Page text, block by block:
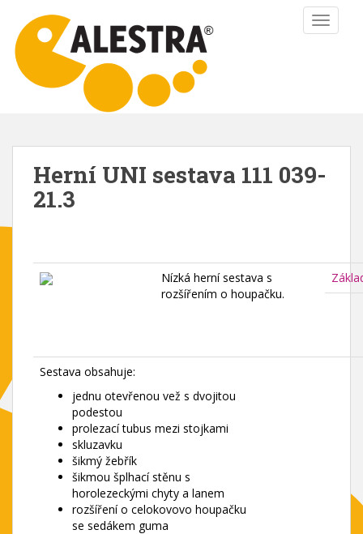
n
Herní UNI sestava 111 039-
21.3
Nízká herní sestava s
rozšířením o houpačku.
Sestava obsahuje:
jednu otevřenou vež s dvojitou
podestou
prolezací tubus mezi stojkami
skluzavku
šikmý žebřík
šikmou šplhací stěnu s
horolezeckými chyty a lanem
rozšíření o celokovovo houpačku
se sedákem guma